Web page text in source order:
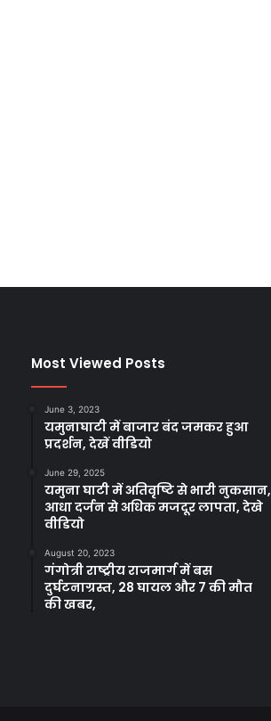
Most Viewed Posts
June 3, 2023
यमुनाघाटी में बाजार बंद जमकर हुआ
प्रदर्शन, देखें वीडियो
June 29, 2025
यमुना घाटी में अतिवृष्टि से भारी नुकसान,
आधा दर्जन से अधिक मजदूर लापता, देखे
वीडियो
August 20, 2023
गंगोत्री राष्ट्रीय राजमार्ग में बस
दुर्घटनाग्रस्त, 28 घायल और 7 की मौत
की खबर,